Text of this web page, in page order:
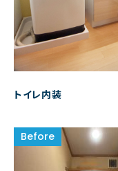
トイレ内装